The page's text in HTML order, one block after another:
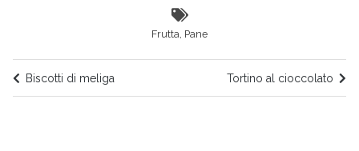
Frutta, Pane
Biscotti di meliga Tortino al cioccolato